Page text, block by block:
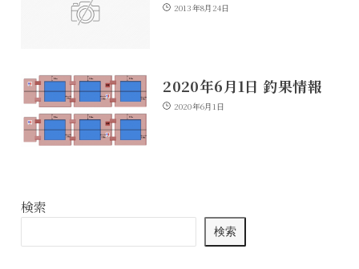
2013年8月24日
2020年6月1日 釣果情報
2020年6月1日
検索
検索